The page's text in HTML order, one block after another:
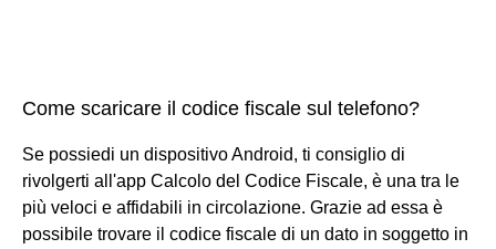
Come scaricare il codice fiscale sul telefono?
Se possiedi un dispositivo Android, ti consiglio di
rivolgerti all'app Calcolo del Codice Fiscale, è una tra le
più veloci e affidabili in circolazione. Grazie ad essa è
possibile trovare il codice fiscale di un dato in soggetto in